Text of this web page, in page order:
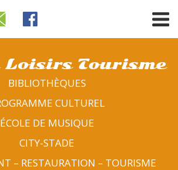
Loisirs Tourisme
BIBLIOTHÈQUES
CULTUREL
ÉCOLE DE MUSIQUE
CITY-STADE
– RESTAURATION – TOURISME